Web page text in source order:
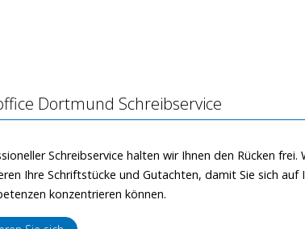
Dortmund Schreibservice
Schreibservice halten wir Ihnen den Rücken frei.
Ihre Schriftstücke und Gutachten, damit Sie sich auf
konzentrieren können.